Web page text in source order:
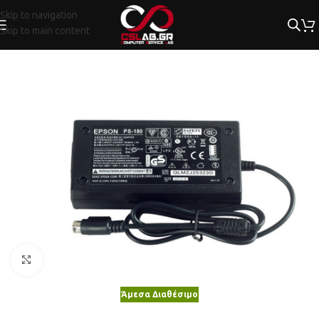
Skip to navigation
Skip to main content
Άμεσα Διαθέσιμο